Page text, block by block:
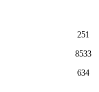
251
8533
634